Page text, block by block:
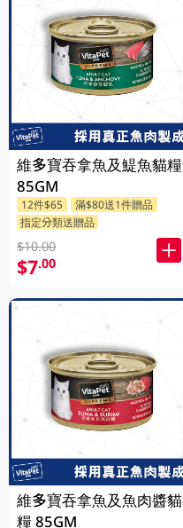
維多寶吞拿魚及鯷魚貓糧
85GM
12件$65
滿$80送1件贈品
指定分類送贈品
$10.00
$7.00
維多寶吞拿魚及魚肉醬貓
糧 85GM